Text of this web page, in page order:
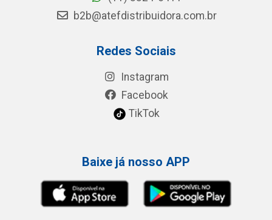
b2b@atefdistribuidora.com.br
Redes Sociais
Instagram
Facebook
TikTok
Baixe já nosso APP